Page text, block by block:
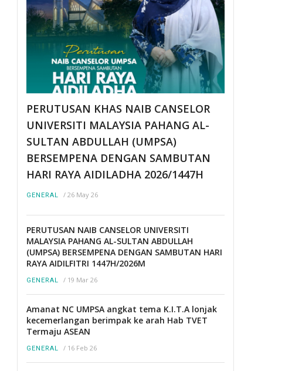
PERUTUSAN KHAS NAIB CANSELOR
UNIVERSITI MALAYSIA PAHANG AL-
SULTAN ABDULLAH (UMPSA)
BERSEMPENA DENGAN SAMBUTAN
HARI RAYA AIDILADHA 2026/1447H
GENERAL / 26 May 26
PERUTUSAN NAIB CANSELOR UNIVERSITI
MALAYSIA PAHANG AL-SULTAN ABDULLAH
(UMPSA) BERSEMPENA DENGAN SAMBUTAN HARI
RAYA AIDILFITRI 1447H/2026M
GENERAL / 19 Mar 26
Amanat NC UMPSA angkat tema K.I.T.A lonjak
kecemerlangan berimpak ke arah Hab TVET
Termaju ASEAN
GENERAL / 16 Feb 26